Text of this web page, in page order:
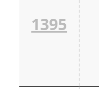
1395